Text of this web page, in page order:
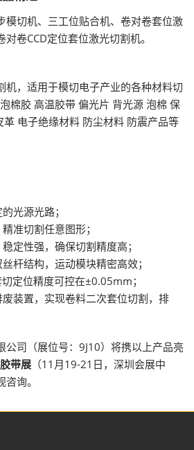
模切机、三工位贴合机、卷对卷套位激
卷CCD定位套位激光切割机。
机，适用于模切电子产业的各种材料切
棉胶 高温胶带 偏光片 背光源 泡棉 保
电子绝缘材料 防尘材料 防震产品等
光源光路；
准切割任意图形；
定性强，确保切割精度高；
杆结构，运动模块精密高效；
定位精度可控在±0.05mm；
装置，实现卷料二次套位切割，排
公司（展位号：9J10）将携以上产品亮
带展 （11月19-21日，深圳会展中
询。